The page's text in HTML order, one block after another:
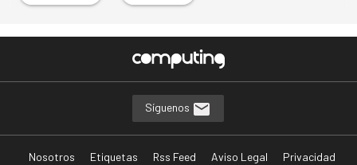
Síguenos
Nosotros Etiquetas Rss Feed Aviso Legal
Privacidad